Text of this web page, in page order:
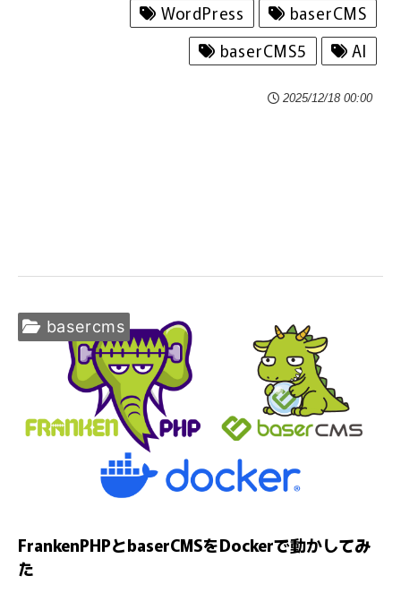
WordPress
baserCMS
baserCMS5
AI
2025/12/18 00:00
basercms
FrankenPHPとbaserCMSをDockerで動かしてみ
た